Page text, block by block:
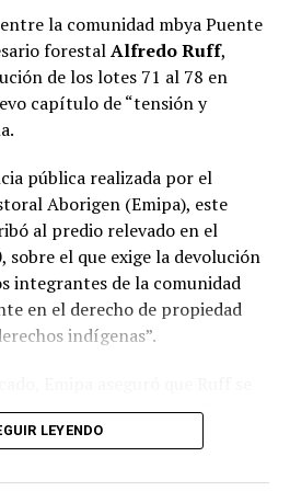
repasaron el
el comienzo de la nueva
tendrá lugar el
para el desarrollo del
y la movilidad de los
Misiones, porque somos una
somos más de un millón y
Buenos Aires nos queda
Por eso, contar con
aérea es algo muy positivo para
la comunidad mbya Puente
forestalAlfredo Ruff,
de los lotes 71 al 78 en
capítulo de “tensión y
pública realizada por el
Aborigen (Emipa), este
al predio relevado en el
sobre el que exige la devolución
integrantes de la comunidad
en el derecho de propiedad
indígenas”.
la comunidad y lanzó: “Ustedes
al escrito difundido en sus
LEYENDO